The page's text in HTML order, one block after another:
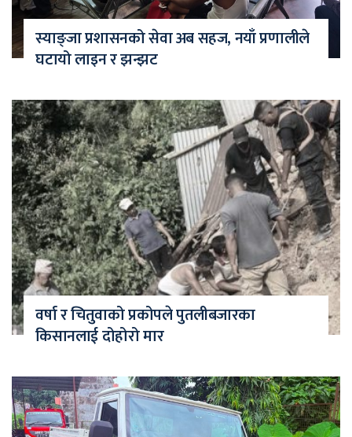
स्याङ्जा प्रशासनको सेवा अब सहज, नयाँ प्रणालीले
घटायो लाइन र झन्झट
वर्षा र चितुवाको प्रकोपले पुतलीबजारका
किसानलाई दोहोरो मार